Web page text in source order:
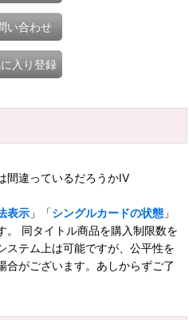
い合わせ
入り登録
間違っているだろうかIV
表示 」「シングルカードの状態 」
。 同タイトル商品を購入制限数を
ステム上は可能ですが、公平性を
合がございます。あしからずご了